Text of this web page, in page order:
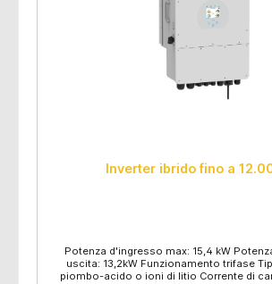
Inverter ibrido fino a
Potenza d'ingresso max: 15,4 kW
uscita: 13,2kW Funzionamento trifase
piombo-acido o ioni di litio Corrente di